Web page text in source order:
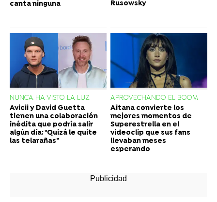
canta ninguna
Rusowsky
NUNCA HA VISTO LA LUZ
Avicii y David Guetta
tienen una colaboración
inédita que podría salir
algún día: "Quizá le quite
las telarañas”
APROVECHANDO EL BOOM
Aitana convierte los
mejores momentos de
Superestrella en el
videoclip que sus fans
llevaban meses
esperando